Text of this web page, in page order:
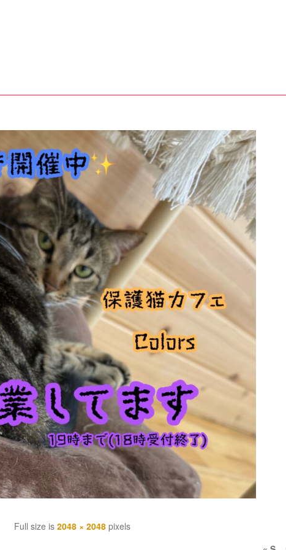
Full size is 2048 × 2048pixels